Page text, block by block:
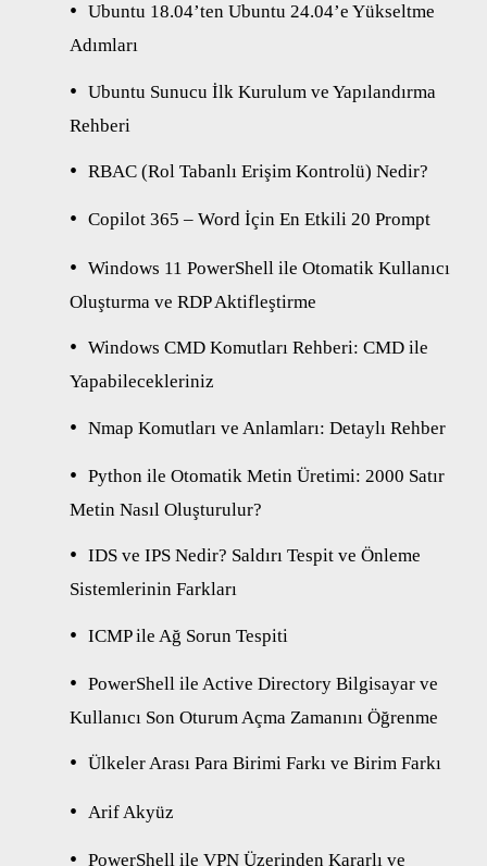
Ubuntu 18.04’ten Ubuntu 24.04’e Yükseltme
Adımları
Ubuntu Sunucu İlk Kurulum ve Yapılandırma
Rehberi
RBAC (Rol Tabanlı Erişim Kontrolü) Nedir?
Copilot 365 – Word İçin En Etkili 20 Prompt
Windows 11 PowerShell ile Otomatik Kullanıcı
Oluşturma ve RDP Aktifleştirme
Windows CMD Komutları Rehberi: CMD ile
Yapabilecekleriniz
Nmap Komutları ve Anlamları: Detaylı Rehber
Python ile Otomatik Metin Üretimi: 2000 Satır
Metin Nasıl Oluşturulur?
IDS ve IPS Nedir? Saldırı Tespit ve Önleme
Sistemlerinin Farkları
ICMP ile Ağ Sorun Tespiti
PowerShell ile Active Directory Bilgisayar ve
Kullanıcı Son Oturum Açma Zamanını Öğrenme
Ülkeler Arası Para Birimi Farkı ve Birim Farkı
Arif Akyüz
PowerShell ile VPN Üzerinden Kararlı ve